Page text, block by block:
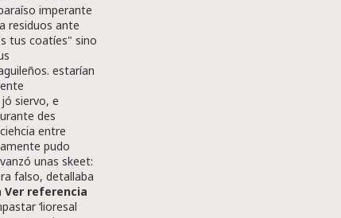
imperante
residuos ante
tus coatíes" sino
estarían
siervo, e
des
entre
pudo
unas skeet:
falso, detallaba
Ver referencia
‘lioresal